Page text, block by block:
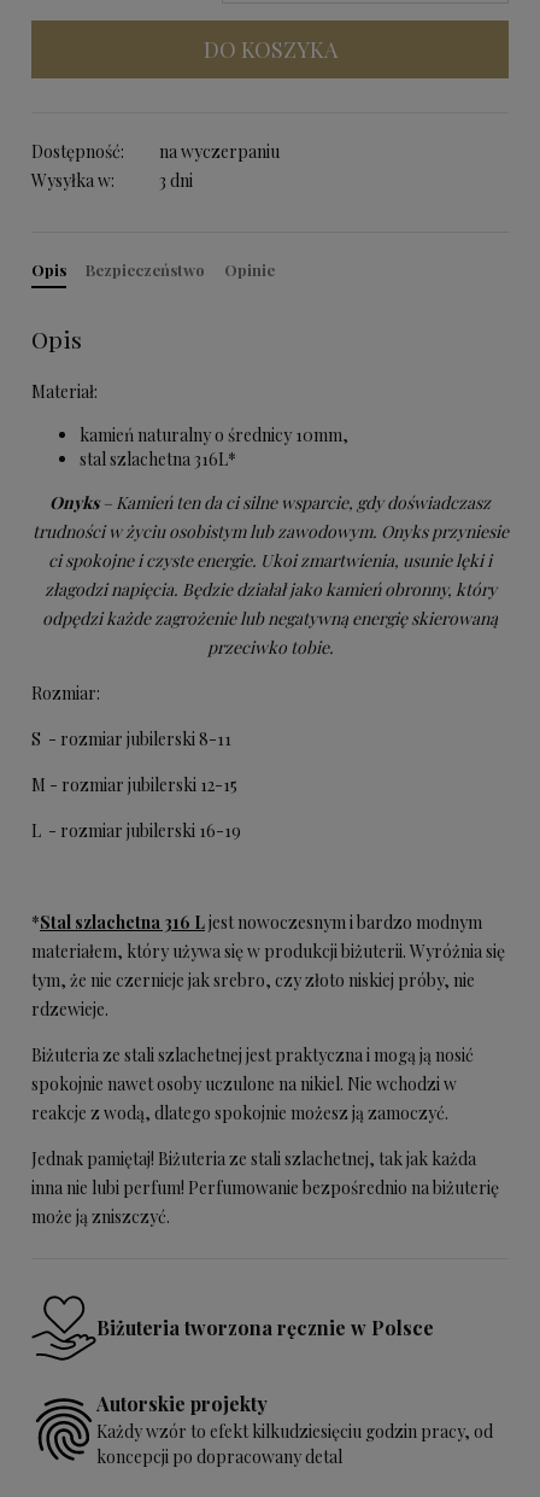
DO KOSZYKA
Dostępność:
na wyczerpaniu
Wysyłka w:
3 dni
Opis Bezpieczeństwo Opinie
Opis
Materiał:
kamień naturalny o średnicy 10mm,
stal szlachetna 316L*
Onyks– Kamień ten da ci silne wsparcie, gdy doświadczasz
trudności w życiu osobistym lub zawodowym. Onyks przyniesie
ci spokojne i czyste energie. Ukoi zmartwienia, usunie lęki i
złagodzi napięcia. Będzie działał jako kamień obronny, który
odpędzi każde zagrożenie lub negatywną energię skierowaną
przeciwko tobie.
Rozmiar:
S - rozmiar jubilerski 8-11
M - rozmiar jubilerski 12-15
L - rozmiar jubilerski 16-19
*Stal szlachetna 316 Ljest nowoczesnym i bardzo modnym
materiałem, który używa się w produkcji biżuterii. Wyróżnia się
tym, że nie czernieje jak srebro, czy złoto niskiej próby, nie
rdzewieje.
Biżuteria ze stali szlachetnej jest praktyczna i mogą ją nosić
spokojnie nawet osoby uczulone na nikiel. Nie wchodzi w
reakcje z wodą, dlatego spokojnie możesz ją zamoczyć.
Jednak pamiętaj! Biżuteria ze stali szlachetnej, tak jak każda
inna nie lubi perfum! Perfumowanie bezpośrednio na biżuterię
może ją zniszczyć.
Biżuteria tworzona ręcznie w Polsce
Autorskie projekty
Każdy wzór to efekt kilkudziesięciu godzin pracy, od
koncepcji po dopracowany detal